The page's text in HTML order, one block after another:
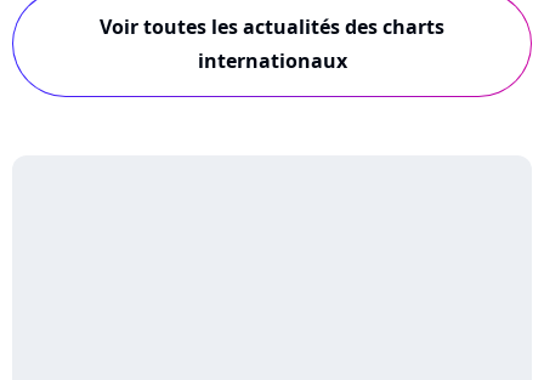
Voir toutes les actualités des charts
internationaux